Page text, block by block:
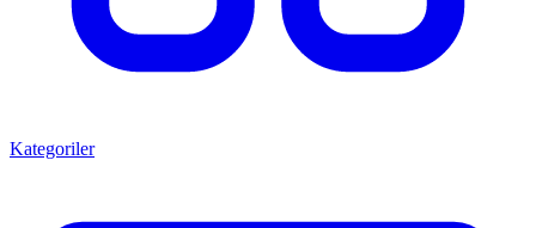
Kategoriler